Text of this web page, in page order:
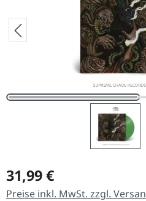
Regulärer Preis:
31,99 €
Preise inkl. MwSt. zzgl.